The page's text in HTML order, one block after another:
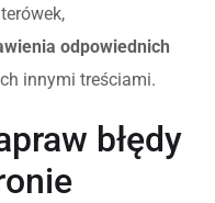
odpowiednich
innymi treściami.
błędy